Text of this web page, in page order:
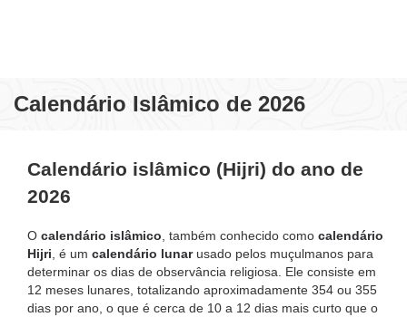
Calendário Islâmico de 2026
Calendário islâmico (Hijri) do ano de
2026
O calendário islâmico , também conhecido como calendário
Hijri , é um calendário lunarusado pelos muçulmanos para
determinar os dias de observância religiosa. Ele consiste em
12 meses lunares, totalizando aproximadamente 354 ou 355
dias por ano, o que é cerca de 10 a 12 dias mais curto que o